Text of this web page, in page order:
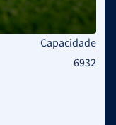
Capacidade
6932